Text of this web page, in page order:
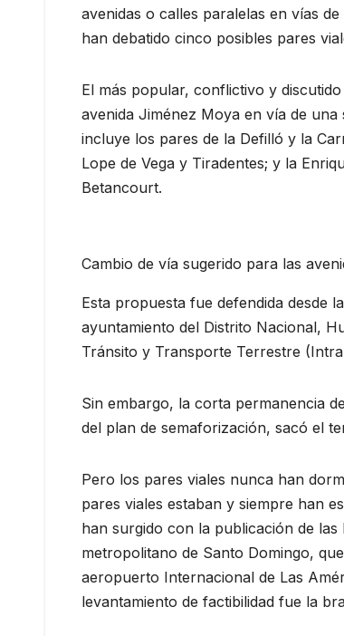
avenidas o calles paralelas en vías
han debatido cinco posibles pares
El más popular, conflictivo y
avenida Jiménez Moya en vía de
incluye los pares de la Defilló y la
Lope de Vega y Tiradentes; y la
Betancourt.
Cambio de vía sugerido para las
Esta propuesta fue defendida desde
ayuntamiento del Distrito Nacional,
Tránsito y Transporte Terrestre
Sin embargo, la corta permanencia
del plan de semaforización, sacó el
Pero los pares viales nunca han
pares viales estaban y siempre han
han surgido con la publicación de
metropolitano de Santo Domingo,
aeropuerto Internacional de Las
levantamiento de factibilidad fue la